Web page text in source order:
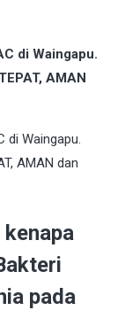
di Waingapu.
AMAN
pada